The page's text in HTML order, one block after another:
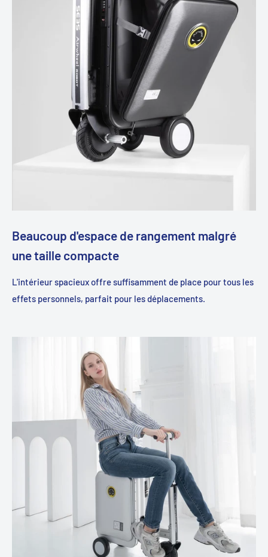
Beaucoup d'espace de rangement malgré
une taille compacte
L'intérieur spacieux offre suffisamment de place pour tous les
effets personnels, parfait pour les déplacements.